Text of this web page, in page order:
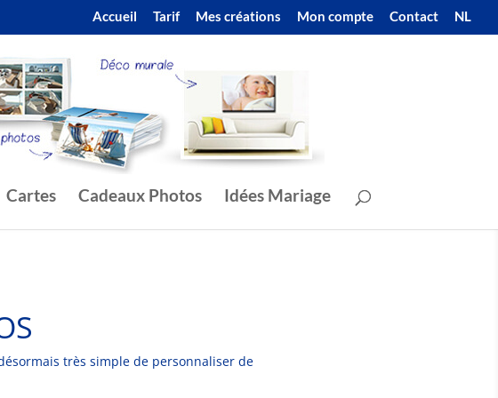
Accueil Tarif Mes créations Mon compte Contact NL
Cartes Cadeaux Photos Idées Mariage
très simple de personnaliser de